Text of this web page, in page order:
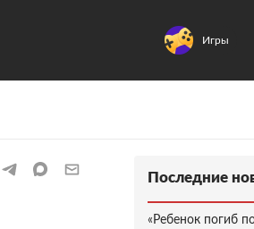
Игры
Последние
«Ребенок погиб